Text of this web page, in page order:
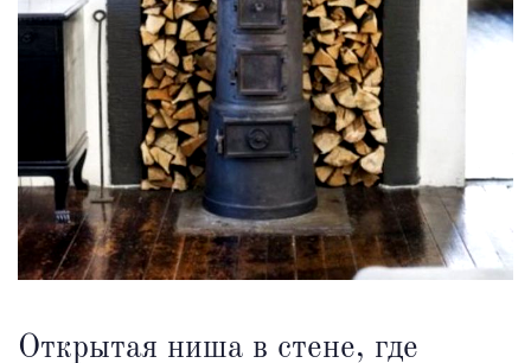
Открытая ниша в стене, где